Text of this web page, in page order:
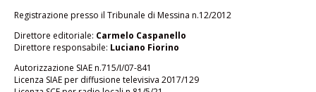
Registrazione presso il Tribunale di Messina n.12/2012
Direttore editoriale: Carmelo Caspanello
Direttore responsabile: Luciano Fiorino
Autorizzazione SIAE n.715/I/07-841
Licenza SIAE per diffusione televisiva 2017/129